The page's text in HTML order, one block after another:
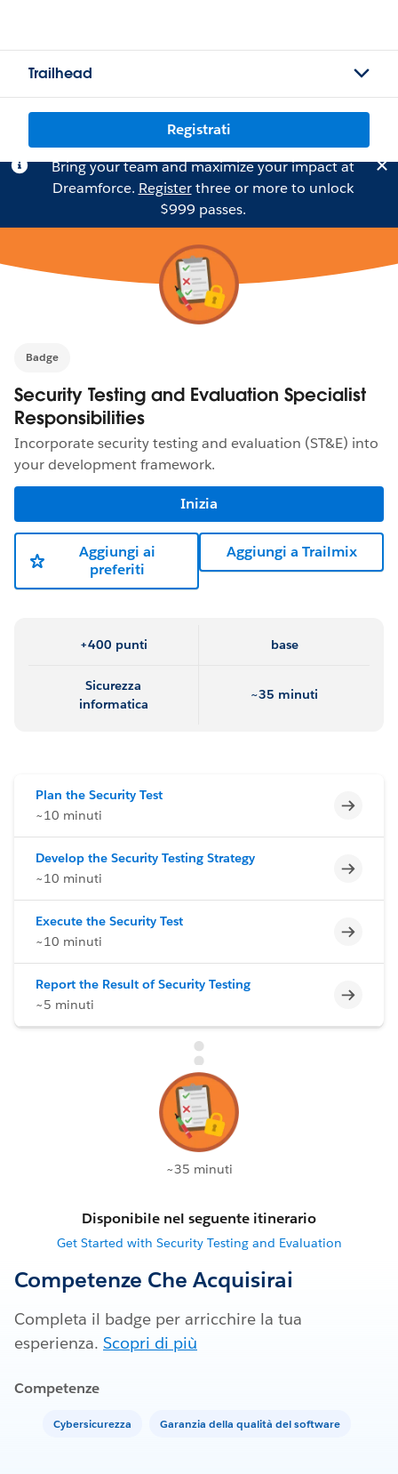
Trailhead
Registrati
Bring your team and maximize your impact at
Dreamforce. Registerthree or more to unlock
$999 passes.
Badge
Security Testing and Evaluation Specialist
Responsibilities
Incorporate security testing and evaluation (ST&E) into
your development framework.
Inizia
Aggiungi ai
preferiti
Aggiungi a Trailmix
+400 punti base
Sicurezza
informatica
~35 minuti
Plan the Security Test
~10 minuti
Develop the Security Testing Strategy
~10 minuti
Execute the Security Test
~10 minuti
Report the Result of Security Testing
~5 minuti
~35 minuti
Disponibile nel seguente itinerario
Get Started with Security Testing and Evaluation
Competenze Che Acquisirai
Completa il badge per arricchire la tua
esperienza. Scopri di più
Competenze
Cybersicurezza Garanzia della qualità del software